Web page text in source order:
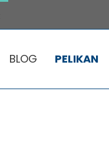
BLOG PELIKAN